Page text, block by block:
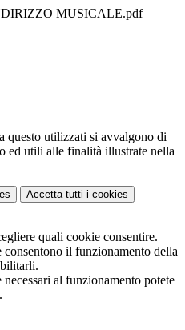
MUSICALE.pdf
questo utilizzati si avvalgono di
ed utili alle finalità illustrate nella
Accetta tutti i cookies
quali cookie consentire.
il funzionamento della
al funzionamento potete
.